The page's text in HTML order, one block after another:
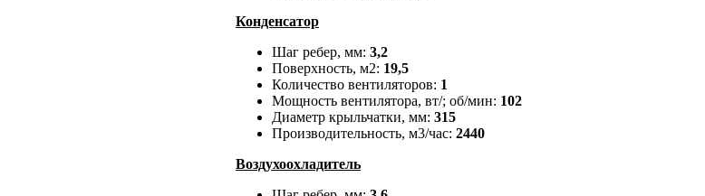
Конденсатор
Шаг ребер, мм: 3,2
Поверхность, м2: 19,5
Количество вентиляторов: 1
Мощность вентилятора, вт/; об/мин: 102
Диаметр крыльчатки, мм: 315
Производительность, м3/час: 2440
Воздухоохладитель